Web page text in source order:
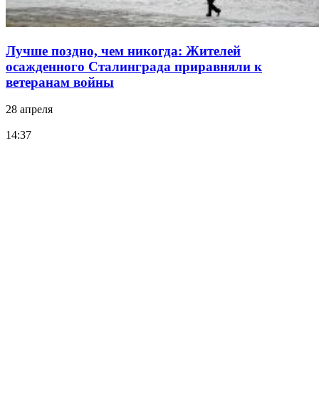
Лучше поздно, чем никогда: Жителей
осажденного Сталинграда приравняли к
ветеранам войны
28 апреля
14:37